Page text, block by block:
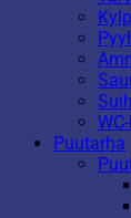
Puutarha